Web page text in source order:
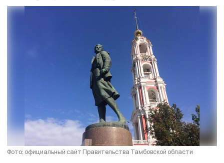
Фото: официальный сайт Правительства Тамбовской области